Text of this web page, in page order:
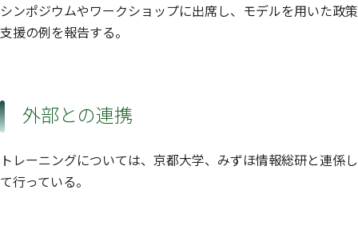
シンポジウムやワークショップに出席し、モデルを用いた政策
支援の例を報告する。
外部との連携
トレーニングについては、京都大学、みずほ情報総研と連係し
て行っている。